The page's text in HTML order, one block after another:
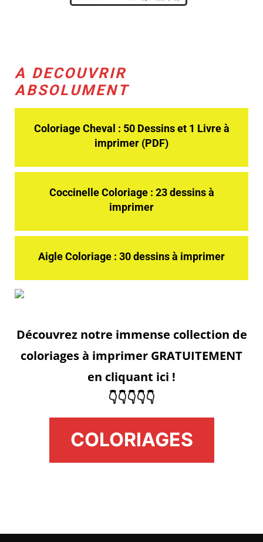
A DECOUVRIR
ABSOLUMENT
Coloriage Cheval : 50 Dessins et 1 Livre à
imprimer (PDF)
Coccinelle Coloriage : 23 dessins à
imprimer
Aigle Coloriage : 30 dessins à imprimer
Découvrez notre immense collection de
coloriages à imprimer GRATUITEMENT
en cliquant ici !
👇👇👇👇👇
COLORIAGES